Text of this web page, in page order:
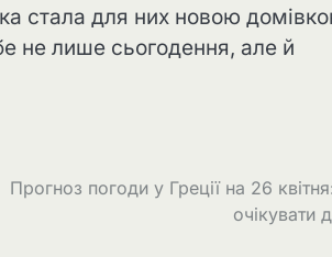
стала для них новою
не лише сьогодення, але й
Прогноз погоди у Греції на 26
очікувати